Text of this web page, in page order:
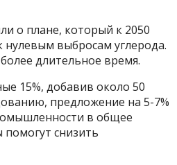
о плане, который к 2050
выбросам углерода.
длительное время.
15%, добавив около 50
предложение на 5-7%
в общее
снизить